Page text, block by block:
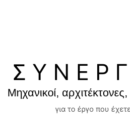
Μηχανικοί,
για το έργο που